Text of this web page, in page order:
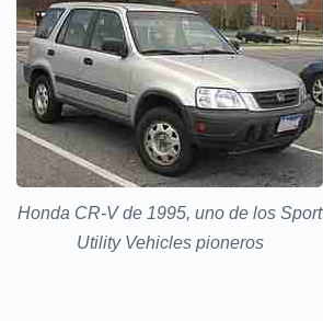
Honda CR-V de 1995, uno de los Sport
Utility Vehicles pioneros